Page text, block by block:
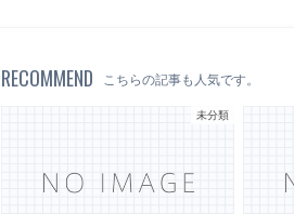
RECOMMEND こちらの記事も人気です。
未分類